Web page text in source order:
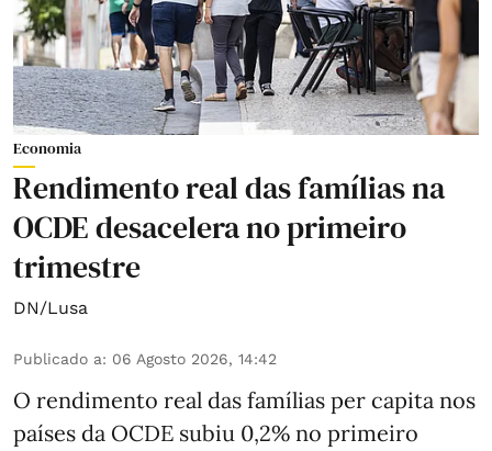
Economia
Rendimento real das famílias na
OCDE desacelera no primeiro
trimestre
DN/Lusa
Publicado a: 06 Agosto 2026, 14:42
O rendimento real das famílias per capita nos
países da OCDE subiu 0,2% no primeiro